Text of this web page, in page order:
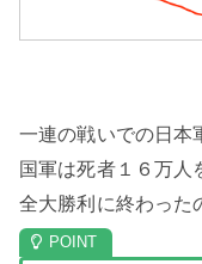
一連の戦いでの日本
国軍は死者１６万人
全大勝利に終わった